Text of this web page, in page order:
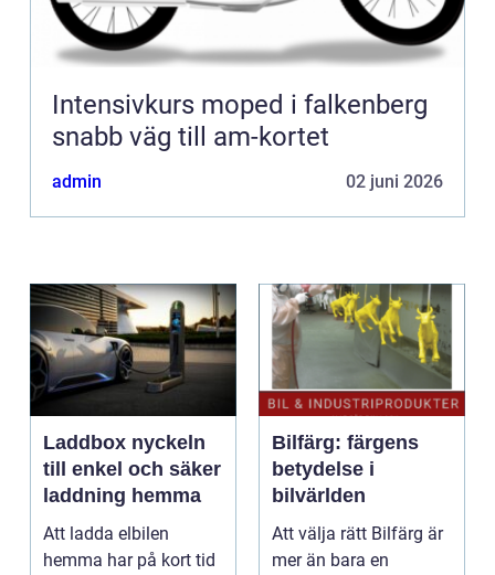
Intensivkurs moped i falkenberg
snabb väg till am-kortet
admin 02 juni 2026
Laddbox nyckeln
till enkel och säker
laddning hemma
Att ladda elbilen
hemma har på kort tid
Bilfärg: färgens
betydelse i
bilvärlden
Att välja rätt Bilfärg är
mer än bara en